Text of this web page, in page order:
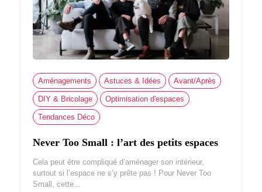
Aménagements Astuces & Idées Avant/Après
DIY & Bricolage Optimisation d'espaces
Tendances Déco
Never Too Small : l’art des petits espaces
Cela peut être compliqué d’aménager son intérieur,
surtout si l’espace ne s’y prête pas ! Pour Never Too
Small, cette...